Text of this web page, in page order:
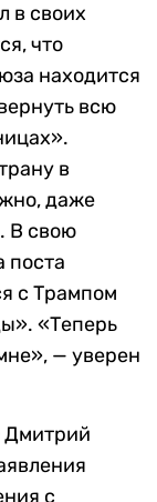
в своих
что
находится
всю
в
даже
В свою
поста
с Трампом
«Теперь
— уверен
Дмитрий
с